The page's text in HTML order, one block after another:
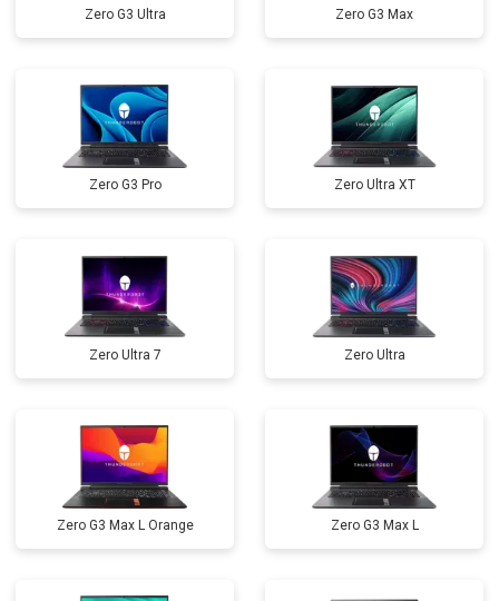
Замена северного моста от 3500 ₽
Zero G3 Ultra Zero G3 Max
Zero G3 Pro Zero Ultra XT
Zero Ultra 7 Zero Ultra
Zero G3 Max L Orange Zero G3 Max L